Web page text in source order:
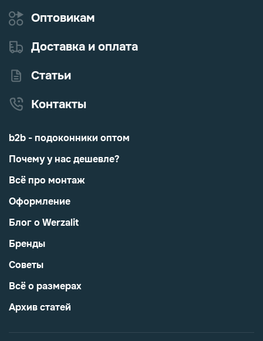
Оптовикам
Доставка и оплата
Статьи
Контакты
b2b - подоконники оптом
Почему у нас дешевле?
Всё про монтаж
Оформление
Блог о Werzalit
Бренды
Советы
Всё о размерах
Архив статей